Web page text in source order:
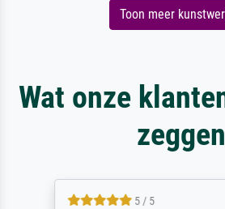
Toon meer
Wat onze
zeggen
5 / 5